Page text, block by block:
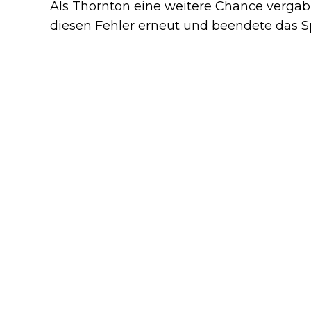
Als Thornton eine weitere Chance
diesen Fehler erneut und beendete das